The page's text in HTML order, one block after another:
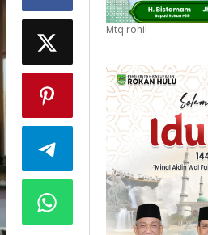
Mtq rohil